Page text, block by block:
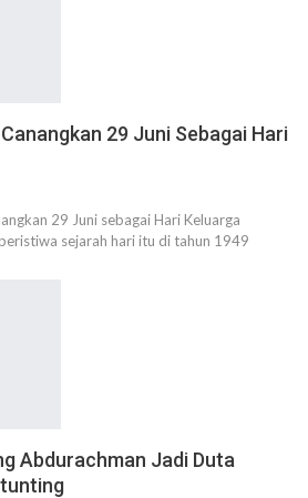
29 Juni Sebagai Hari
29 Juni sebagai Hari Keluarga
sejarah hari itu di tahun 1949
Abdurachman Jadi Duta